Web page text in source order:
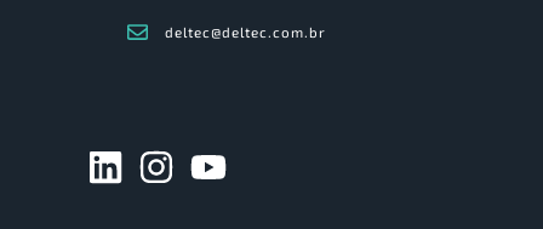
deltec@deltec.com.br